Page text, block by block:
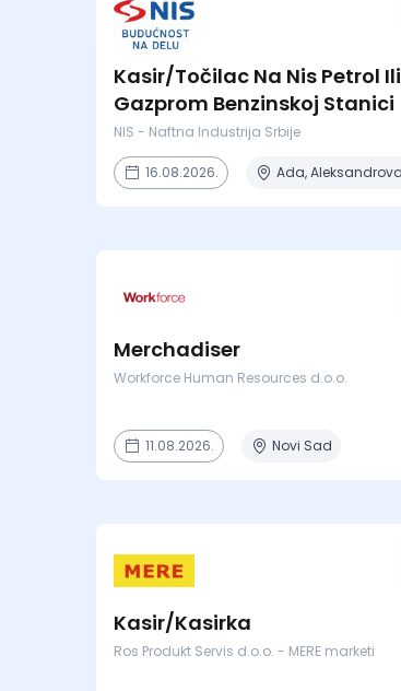
Kasir/Točilac Na Nis Petrol Ili
Gazprom Benzinskoj Stanici
NIS - Naftna Industrija Srbije
16.08.2026.
Merchadiser
Workforce Human Resources d.o.o.
11.08.2026. Novi Sad
Kasir/Kasirka
Ros Produkt Servis d.o.o. - MERE marketi